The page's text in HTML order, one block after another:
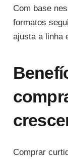
Com base
formatos
ajusta a linha
Comprar